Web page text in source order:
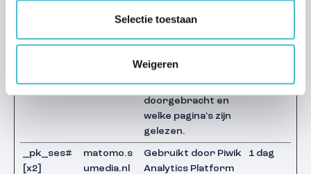
Selectie toestaan
Weigeren
gebruiker aan de
website, zoals het
gemiddelde tijd die
op de website is
doorgebracht en
welke pagina's zijn
gelezen.
_pk_ses#
[x2]
matomo.s
umedia.nl
Gebruikt door Piwik
Analytics Platform
1 dag